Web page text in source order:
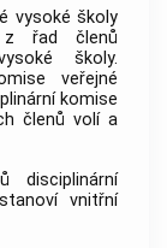
vysoké školy
z řad členů
školy.
veřejné
komise
členů volí a
disciplinární
vnitřní